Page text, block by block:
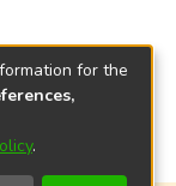
for the
.